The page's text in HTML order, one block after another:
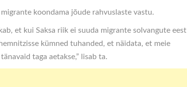
koondama jõude rahvuslaste vastu.
et kui Saksa riik ei suuda migrante solvangute eest
kümned tuhanded, et näidata, et meie
taga aetakse,” lisab ta.